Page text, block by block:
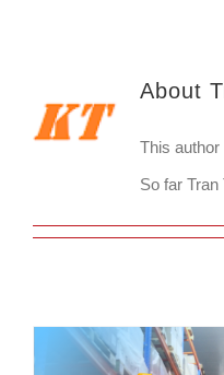
About
This author
So far Tran